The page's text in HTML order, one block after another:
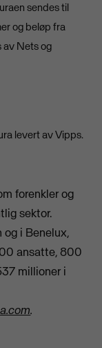
sendes til
og beløp fra
av Nets og
levert av Vipps.
forenkler og
sektor.
i Benelux,
ansatte, 800
millioner i
.